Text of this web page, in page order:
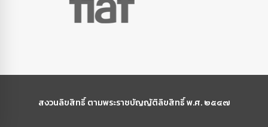
สงวนลิขสิทธิ์ ตามพระราชบัญญัติลิขสิทธิ์ พ.ศ. ๒๕๔๗